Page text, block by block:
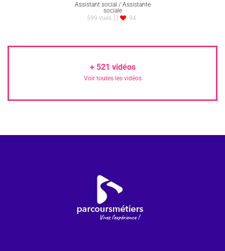
Assistant social / Assistante
sociale
599 vues
94
+ 521 vidéos
Voir toutes les vidéos